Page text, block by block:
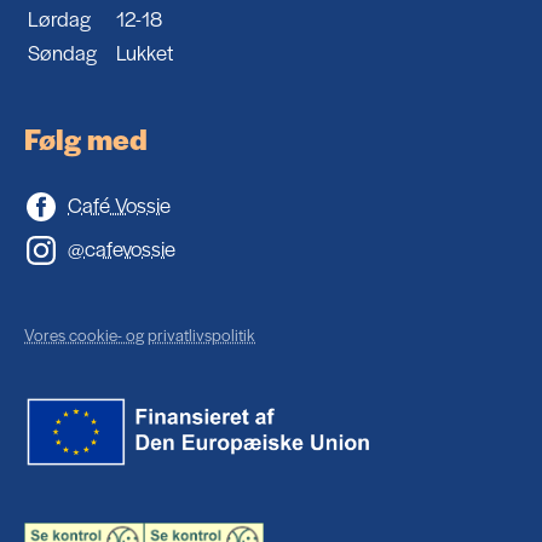
Lørdag
12-18
Søndag
Lukket
Følg med
Café Vossie
@cafevossie
Vores cookie- og privatlivspolitik